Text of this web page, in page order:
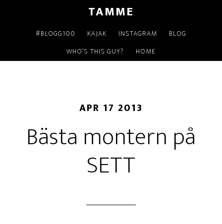
TAMME
#BLOGG100 KAJAK INSTAGRAM
BLOG
WHO’S THIS GUY?
HOME
APR 17 2013
Bästa montern på
SETT